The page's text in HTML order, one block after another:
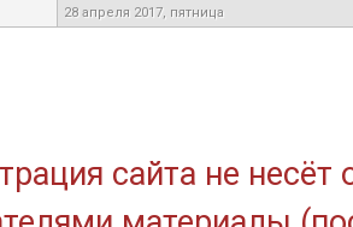
28 апреля 2017, пятница
сайта не